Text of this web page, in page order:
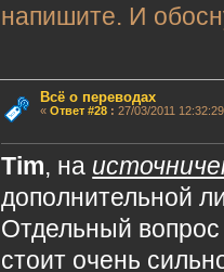
напишите. И
Всё о переводах
« Ответ #28: 27/03/2011
Tim, на
дополнительной
Отдельный вопрос
стоит очень